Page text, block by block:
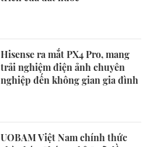
Hisense ra mắt PX4 Pro, mang
trải nghiệm điện ảnh chuyên
nghiệp đến không gian gia đình
UOBAM Việt Nam chính thức